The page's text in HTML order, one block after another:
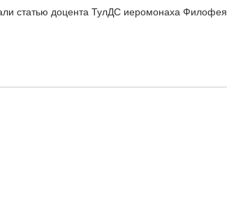
статью доцента ТулДС иеромонаха Филофея